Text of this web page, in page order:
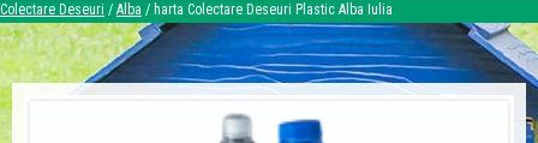
Colectare Deseuri / Alba / harta Colectare Deseuri Plastic Alba Iulia